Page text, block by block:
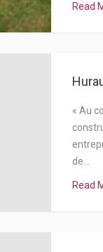
Read
« Au
de…
Read